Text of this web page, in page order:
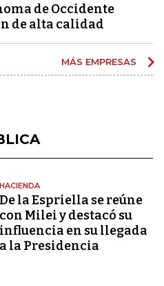
de Occidente
de alta calidad
MÁS EMPRESAS
HACIENDA
De la Espriella se reúne
con Milei y destacó su
influencia en su llegada
a la Presidencia